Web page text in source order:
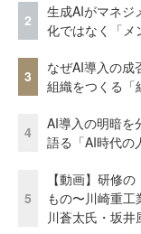
2
生成AIがマネジ
化ではなく「メ
3
なぜAI導入の成
組織をつくる「
4
AI導入の明暗を
語る「AI時代の
5
【動画】研修
もの〜川崎重
川蒼太氏・坂井